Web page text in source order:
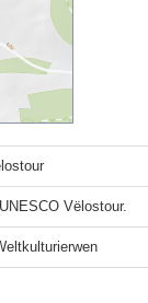
Vëlostour.